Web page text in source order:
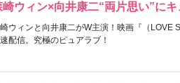
崎ウィン×向井康二“両片思い”にキ
ウィンと向井康二がW主演！映画『（LOVE
配信。究極のピュアラブ！